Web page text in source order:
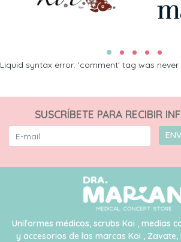
Liquid syntax error: 'comment' tag was never
SUSCRÍBETE PARA RECIBIR
Uniformes médicos, scrubs Koi , medias
y accesorios de las marcas Koi , Zavate,